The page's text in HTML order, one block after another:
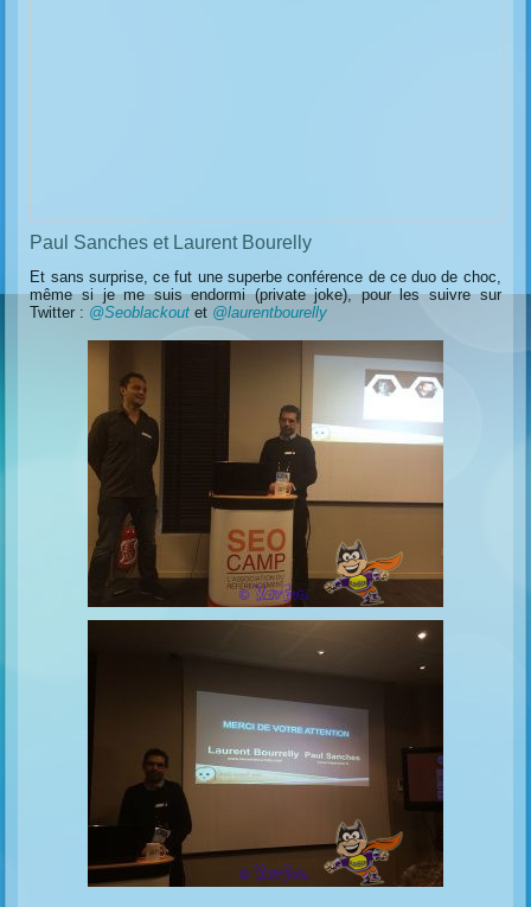
Paul Sanches et Laurent Bourelly
Et sans surprise, ce fut une superbe conférence de ce duo de choc,
même si je me suis endormi (private joke), pour les suivre sur
Twitter : @Seoblackout et @laurentbourelly